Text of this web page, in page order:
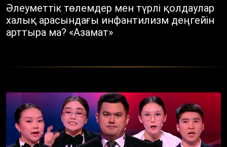
Әлеуметтік төлемдер мен түрлі қолдаулар
халық арасындағы инфантилизм деңгейін
арттыра ма? «Азамат»